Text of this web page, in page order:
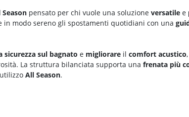
pensato per chi vuole una soluzione versatile e
in modo sereno gli spostamenti quotidiani con una
sicurezza sul bagnato e migliorare il comfort acustico
La struttura bilanciata supporta una frenata più
All Season.